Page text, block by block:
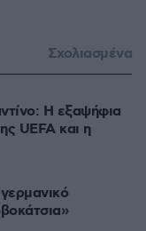
Σχολιασμένα
Η εξαψήφια
UEFA και η